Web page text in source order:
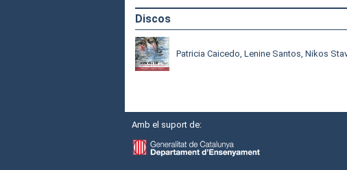
Discos
Patricia Caicedo, Lenine Santos, Nikos
Amb el suport de: